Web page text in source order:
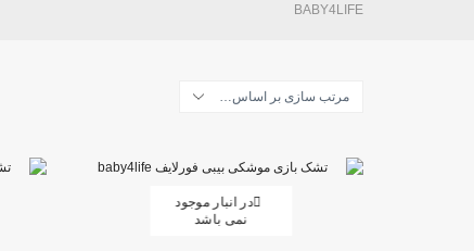
BABY4LIFE
در انبار موجود
نمی باشد